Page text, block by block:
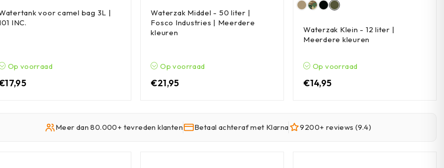
voor camel bag 3L |
INC.
Op voorraad
17,95
Waterzak Middel - 50 liter |
Fosco Industries | Meerdere
kleuren
Op voorraad
€21,95
Waterzak Klein - 12 liter |
Meerdere kleuren
Op voorraad
€14,95
Meer dan 80.000+ tevreden klanten Betaal achteraf met Klarna 9200+ reviews (9.4)